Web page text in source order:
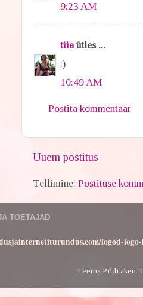
9:23 AM
tiiaütles ...
:)
10:49 AM
Postita kommentaar
Uuem postitus
Tellimine:Postituse
TOETAJAD
logod-
Teema Pildi aken.